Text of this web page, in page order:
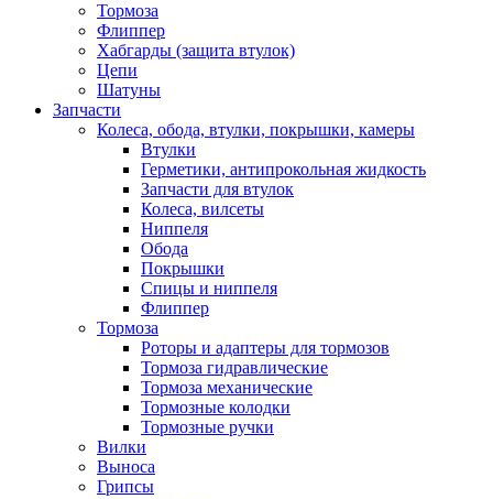
Тормоза
Флиппер
Хабгарды (защита втулок)
Цепи
Шатуны
Запчасти
Колеса, обода, втулки, покрышки, камеры
Втулки
Герметики, антипрокольная жидкость
Запчасти для втулок
Колеса, вилсеты
Ниппеля
Обода
Покрышки
Спицы и ниппеля
Флиппер
Тормоза
Роторы и адаптеры для тормозов
Тормоза гидравлические
Тормоза механические
Тормозные колодки
Тормозные ручки
Вилки
Выноса
Грипсы